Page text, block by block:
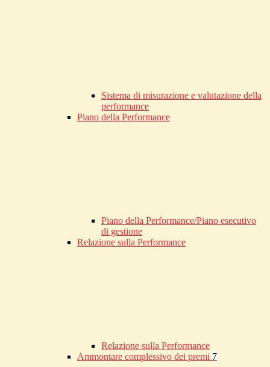
Sistema di misurazione e valutazione della
performance
Piano della Performance
Piano della Performance/Piano esecutivo
di gestione
Relazione sulla Performance
Relazione sulla Performance
Ammontare complessivo dei premi 7